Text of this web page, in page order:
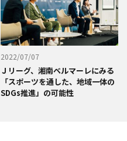
2022/07/07
Ｊリーグ、湘南ベルマーレにみる
「スポーツを通した、地域一体の
SDGs推進」の可能性